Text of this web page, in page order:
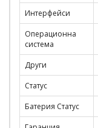
Интерфейси
Операционна
система
Други
Статус
Батерия Статус